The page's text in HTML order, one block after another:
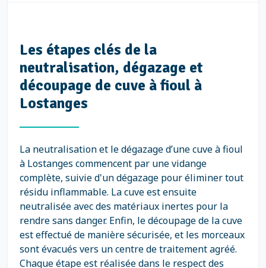
Les étapes clés de la
neutralisation, dégazage et
découpage de cuve à fioul à
Lostanges
La neutralisation et le dégazage d’une cuve à fioul
à Lostanges commencent par une vidange
complète, suivie d'un dégazage pour éliminer tout
résidu inflammable. La cuve est ensuite
neutralisée avec des matériaux inertes pour la
rendre sans danger. Enfin, le découpage de la cuve
est effectué de manière sécurisée, et les morceaux
sont évacués vers un centre de traitement agréé.
Chaque étape est réalisée dans le respect des